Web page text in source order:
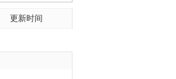
更新时间